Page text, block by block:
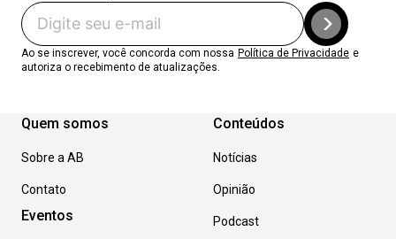
Ao se inscrever, você concorda com nossa Política de Privacidade e
autoriza o recebimento de atualizações.
Quem somos
Sobre a AB
Contato
Eventos
Conteúdos
Notícias
Opinião
Podcast